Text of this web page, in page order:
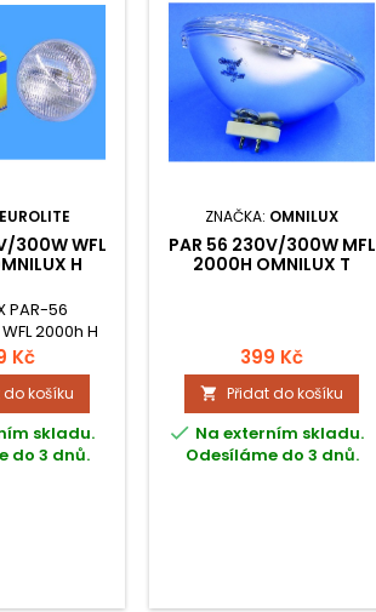
EUROLITE
300W WFL
H
PAR-56
2000h H
Kč
do košíku
skladu.
do 3 dnů.
ZNAČKA: OMNILUX
PAR 56 230V/300W MFL
2000H OMNILUX T
399 Kč
 Přidat do košíku
 Na externím skladu.
Odesíláme do 3 dnů.